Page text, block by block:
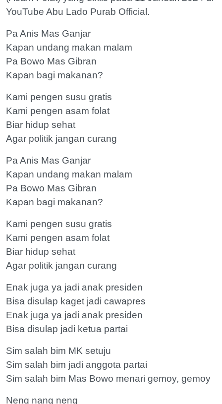
YouTube Abu Lado Purab Official.
Pa Anis Mas Ganjar
Kapan undang makan malam
Pa Bowo Mas Gibran
Kapan bagi makanan?
Kami pengen susu gratis
Kami pengen asam folat
Biar hidup sehat
Agar politik jangan curang
Pa Anis Mas Ganjar
Kapan undang makan malam
Pa Bowo Mas Gibran
Kapan bagi makanan?
Kami pengen susu gratis
Kami pengen asam folat
Biar hidup sehat
Agar politik jangan curang
Enak juga ya jadi anak presiden
Bisa disulap kaget jadi cawapres
Enak juga ya jadi anak presiden
Bisa disulap jadi ketua partai
Sim salah bim MK setuju
Sim salah bim jadi anggota partai
Sim salah bim Mas Bowo menari gemoy, gemoy
Neng nang neng